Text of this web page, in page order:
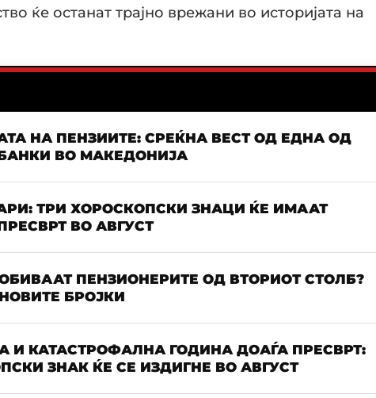
ќе останат трајно врежани во историјата на
НА ПЕНЗИИТЕ: СРЕЌНА ВЕСТ ОД ЕДНА ОД
ВО МАКЕДОНИЈА
ТРИ ХОРОСКОПСКИ ЗНАЦИ ЌЕ ИМААТ
ВО АВГУСТ
ПЕНЗИОНЕРИТЕ ОД ВТОРИОТ СТОЛБ?
БРОЈКИ
И КАТАСТРОФАЛНА ГОДИНА ДОАЃА ПРЕСВРТ:
ЗНАК ЌЕ СЕ ИЗДИГНЕ ВО АВГУСТ